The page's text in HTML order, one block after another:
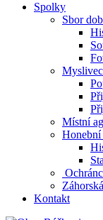
Spolky
Sbor
Místní
Honební
Kontakt